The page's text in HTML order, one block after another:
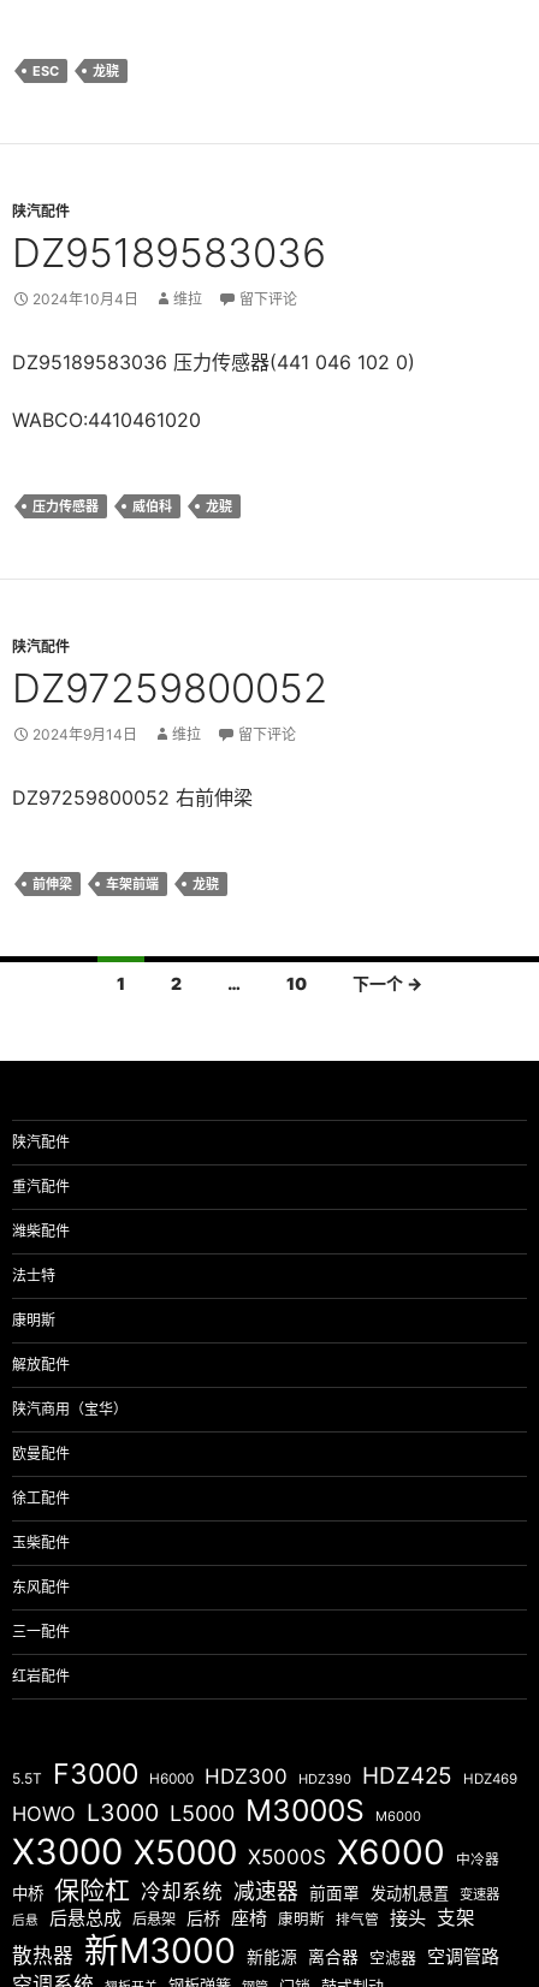
ESC 龙骁
陕汽配件
DZ95189583036
2024年10月4日 维拉 留下评论
DZ95189583036 压力传感器(441 046 102 0)
WABCO:4410461020
压力传感器 威伯科 龙骁
陕汽配件
DZ97259800052
2024年9月14日 维拉 留下评论
DZ97259800052 右前伸梁
前伸梁 车架前端 龙骁
导
1 2 … 10 下一个 →
陕汽配件
重汽配件
潍柴配件
法士特
康明斯
解放配件
陕汽商用（宝华）
欧曼配件
徐工配件
玉柴配件
东风配件
三一配件
红岩配件
5.5T F3000 H6000 HDZ300 HDZ390 HDZ425 HDZ469
HOWO L3000 L5000 M3000S M6000
X3000 X5000 X5000S X6000 中冷器
中桥 保险杠 冷却系统 减速器 前面罩 发动机悬置 变速器
后悬 后悬总成 后悬架 后桥 座椅 康明斯 排气管 接头 支架
散热器 新M3000 新能源 离合器 空滤器 空调管路